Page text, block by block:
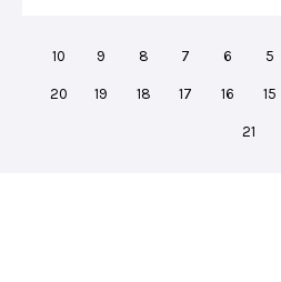
5
6
7
8
9
10
15
16
17
18
19
20
21